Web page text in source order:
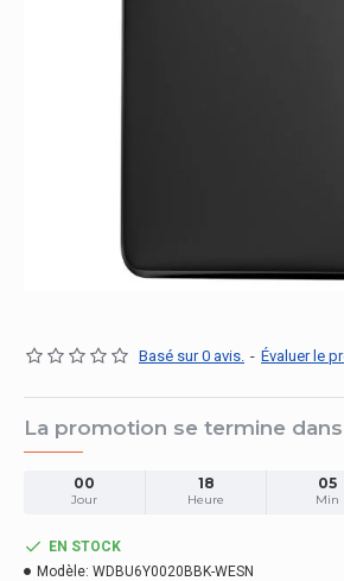
Basé sur 0 avis. - Évaluer le
La promotion se termine
00
Jour
18
Heure
05
Min
EN STOCK
Modèle: WDBU6Y0020BBK-WESN